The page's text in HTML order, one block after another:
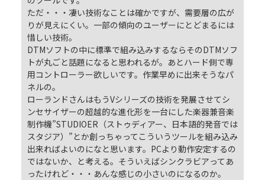
ただ・・・凄い技術なことは確かですが、需要層の広が
りが見えにくい。一部の傾向のユーザーにとどまるには
惜しい技術。
DTMソフトの中に標準で組み込みするならそのDTMソフ
トが丸ごと話題になると思われるが。あとハード側で専
用コントローラー欲しいです。作業早めに出来そうなパ
ネルの。
ローランドさんはもうVシリーズの技術を発展させてシ
ンセサイザーの超越的な進化形を一台にした楽器兼音楽
制作機”STUDIOER（ストゥディアー、日本語的発音では
スタジア）”とか創っちゃってこういうツールを組み込み
出来ればよいのになと思います。PCより動作安定するの
ではないか、と考える。そういえばシンクラビアってあ
ったけれど・・・あんな感じの小さいのになるのか。